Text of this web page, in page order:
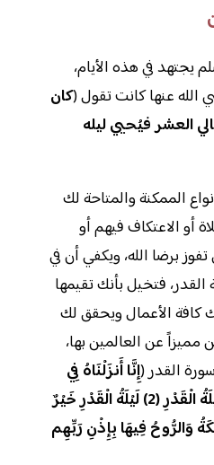
يجتهد في هذه الأيام،
الله عنها كانت تقول (كان
العشر فيُحيي ليله
الممكنة والمتاحة لك
أو الاعتكاف فيهم أو
برضا الله، ويكفي أن في
فتخيل بأنك تقيمها
كافة الأعمال ويحقق لك
مميزاً عن العالمين بها،
القدر (إِنَّا أَنزَلْنَاهُ فِي
لَيْلَةِ الْقَدْرِ (1) وَمَا أَدْرَاكَ مَا لَيْلَةُ الْقَدْرِ (2) لَيْلَةُ الْقَدْرِ خَيْرٌ
الْمَلَائِكَةُ وَالرُّوحُ فِيهَا بِإِذْنِ رَبِّهِم